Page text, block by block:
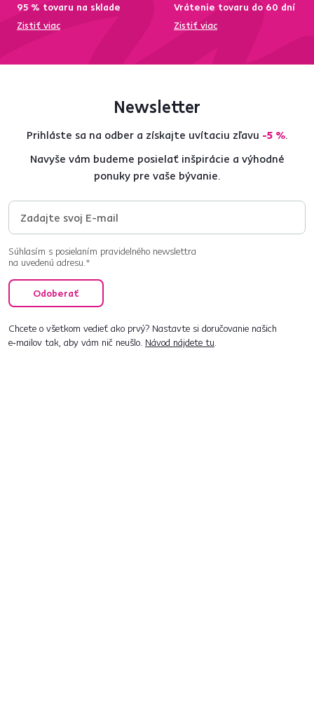
95 % tovaru na sklade
Zistiť viac
Vrátenie tovaru do 60 dní
Zistiť viac
Newsletter
Prihláste sa na odber a získajte uvítaciu zľavu -5 %.
Navyše vám budeme posielať inšpirácie a výhodné
ponuky pre vaše bývanie.
Súhlasím s posielaním pravidelného newslettra
na uvedenú adresu.*
Odoberať
Chcete o všetkom vedieť ako prvý? Nastavte si doručovanie našich
e‑mailov tak, aby vám nič neušlo. Návod nájdete tu.